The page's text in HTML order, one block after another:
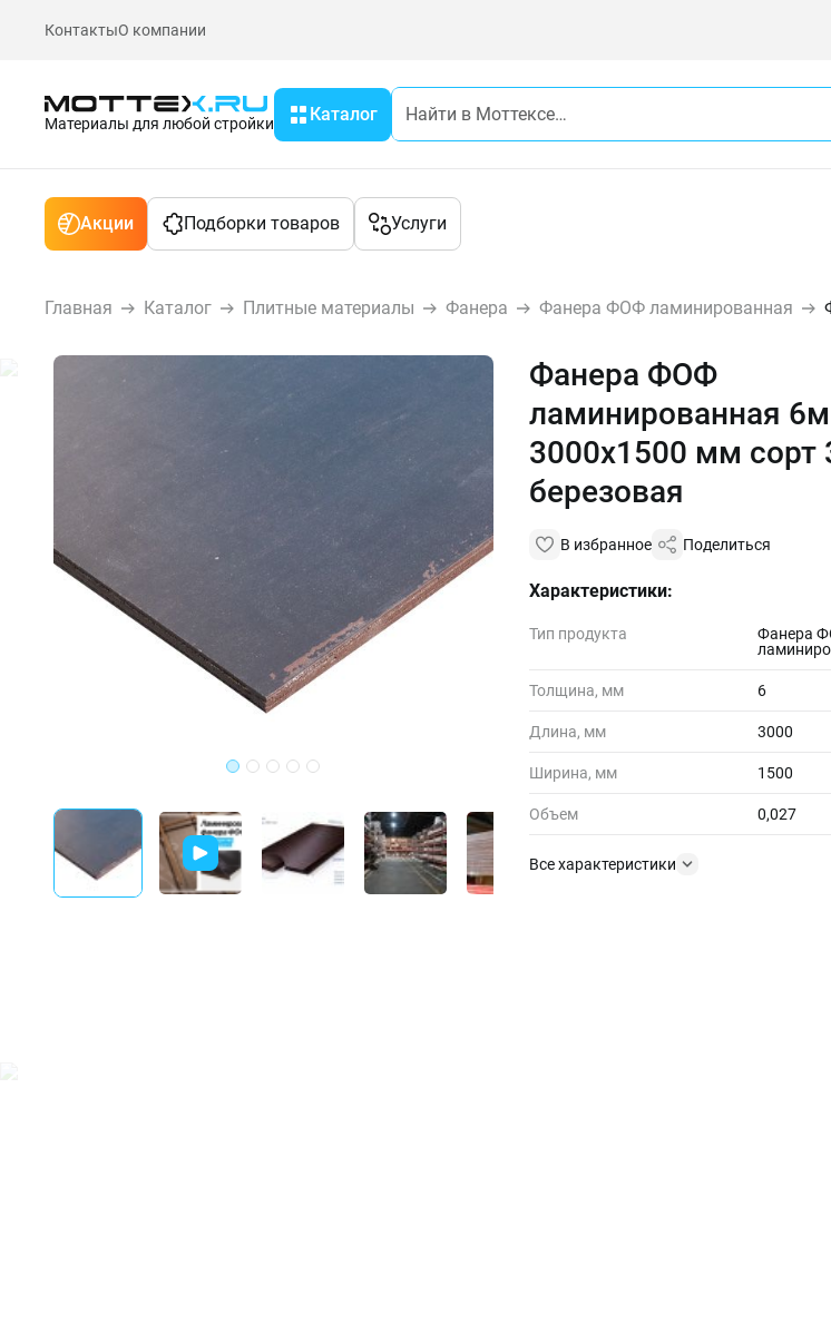
КонтактыО компании
Материалы для любой стройки Каталог
Акции Подборки товаров Услуги
Главная Каталог Плитные материалы Фанера Фанера ФОФ ламинированная
Фанера ФОФ
ламинированная
3000х1500 мм сорт
березовая
В избранное Поделиться
Характеристики:
Тип продукта
Фанера
Толщина, мм 6
Длина, мм 3000
Ширина, мм 1500
Объем 0,027
Все характеристики